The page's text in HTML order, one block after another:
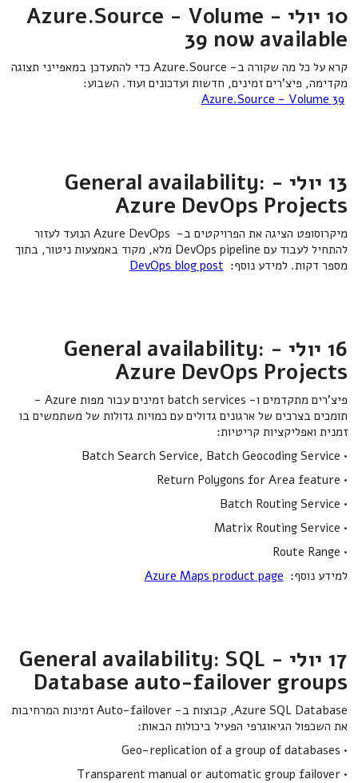
10 יולי - Azure.Source - Volume
39 now available
קרא על כל מה שקורה ב- Azure.Source כדי להתעדכן במאפייני תצוגה
מקדימה, פיצ'רים זמינים, חדשות ועדכונים ועוד. השבוע:
Azure.Source - Volume 39
13 יולי - General availability:
Azure DevOps Projects
מיקרוסופט הציגה את הפרויקטים ב- Azure DevOps הנועד לעזור
להתחיל לעבוד עם DevOps pipeline מלא, מקוד באמצעות ניטור, בתוך
מספר דקות. למידע נוסף: DevOps blog post
16 יולי - General availability:
Azure DevOps Projects
פיצ'רים מתקדמים ו- batch services זמינים עבור מפות Azure -
תומכים בצרכים של ארגונים גדולים עם כמויות גדולות של משתמשים בו
זמנית ואפליקציות קריטיות:
• Batch Search Service, Batch Geocoding Service
• Return Polygons for Area feature
• Batch Routing Service
• Matrix Routing Service
• Route Range
למידע נוסף: Azure Maps product page
17 יולי - General availability: SQL
Database auto-failover groups
Azure SQL Database, קבוצות ב- Auto-failover זמינות המרחיבות
את השכפול הגיאוגרפי הפעיל ביכולות הבאות:
• Geo-replication of a group of databases
• Transparent manual or automatic group failover